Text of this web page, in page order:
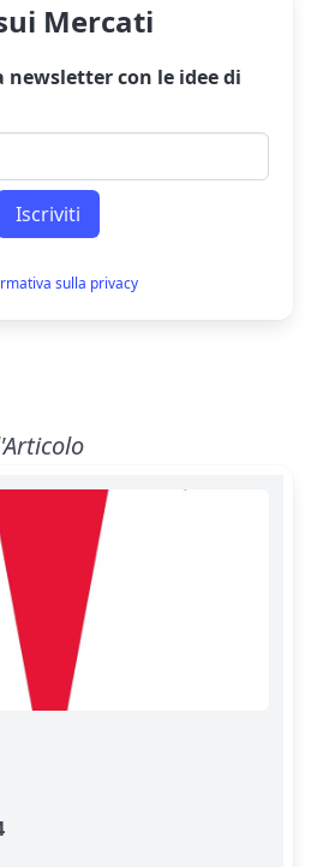
Mercati
newslettercon le idee di
Iscriviti
sulla privacy